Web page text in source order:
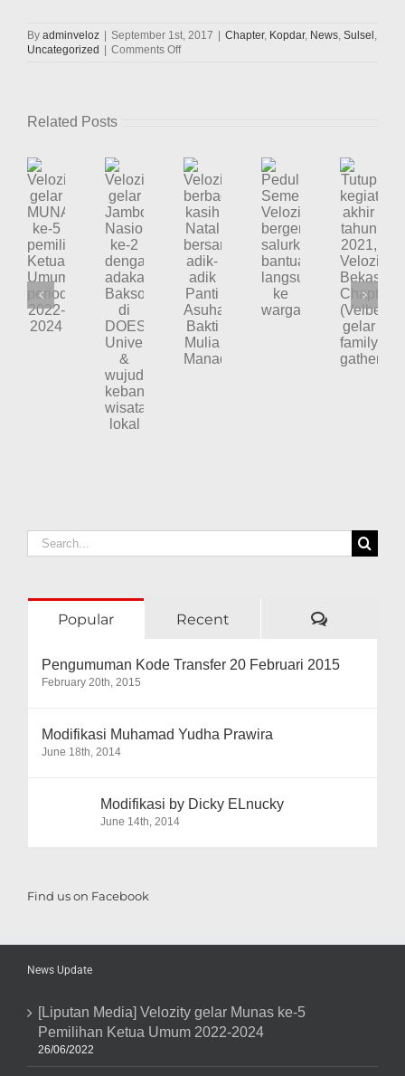
By adminveloz September 1st, 2017 Chapter, Kopdar, News, Sulsel ,
Uncategorized
Comments Offon
Meet
Up
Merah
Putih
Di
Trans
Studio
Mall
Makassar
Related Posts
Velozity
gelar
MUNAS
pemilihan
Ketua
Umum
Velozity
gelar
Jambore
Nasional
dengan
adakan
Baksos
DOES
University
Velozity
berbagi
kasih
Natal
bersama
adik-
Panti
Asuhan
Peduli
Semeru,
Velozity
bergerak
salurkan
bantuan
Tutup
kegiatan
akhir
tahun
2021,
Velozity
Bekasi
Chapter
(Velbec)
Search
for:
Popular Recent
Pengumuman Kode Transfer 20 Februari 2015
February 20th, 2015
Modifikasi Muhamad Yudha Prawira
June 18th, 2014
Modifikasi by Dicky ELnucky
June 14th, 2014
Find us on Facebook
News Update
[Liputan Media] Velozity gelar Munas ke-5
Pemilihan Ketua Umum 2022-2024
26/06/2022